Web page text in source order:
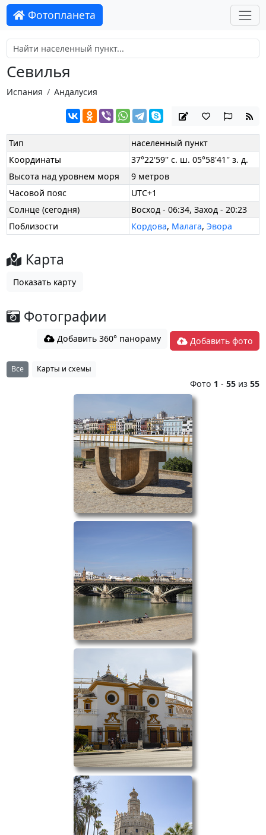
Фотопланета
Севилья
Испания Андалусия
Тип
населенный пункт
Координаты
37°22'59'' с. ш. 05°58'41'' з. д.
Высота над уровнем моря
9 метров
Часовой пояс
UTC+1
Солнце (сегодня)
Восход - 06:34, Заход - 20:23
Поблизости
Кордова, Малага,Эвора
Карта
Показать карту
Фотографии
Добавить 360° панораму Добавить фото
Все Карты и схемы
Фото 1 -55 из55